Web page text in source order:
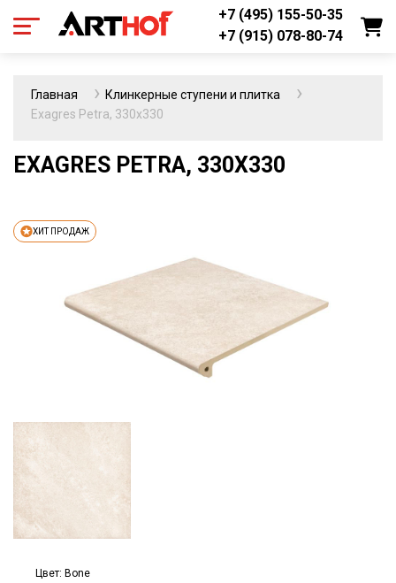
+7 (495) 155-50-35
+7 (915) 078-80-74
Главная
Клинкерные ступени и плитка
Exagres Petra, 330х330
EXAGRES PETRA, 330Х330
ХИТ ПРОДАЖ
Цвет: Bone